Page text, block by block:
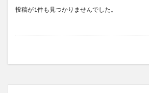
投稿が1件も見つかりませんでした。